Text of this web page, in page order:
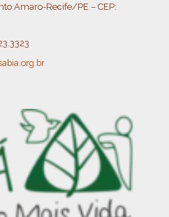
Amaro-Recife/PE – CEP: